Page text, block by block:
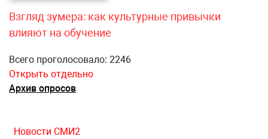
Взгляд зумера: как культурные привычки
влияют на обучение
Всего проголосовало: 2246
Открыть отдельно
Архив опросов
Новости СМИ2